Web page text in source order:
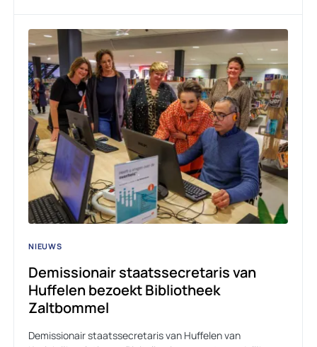
NIEUWS
Demissionair staatssecretaris van
Huffelen bezoekt Bibliotheek
Zaltbommel
Demissionair staatssecretaris van Huffelen van